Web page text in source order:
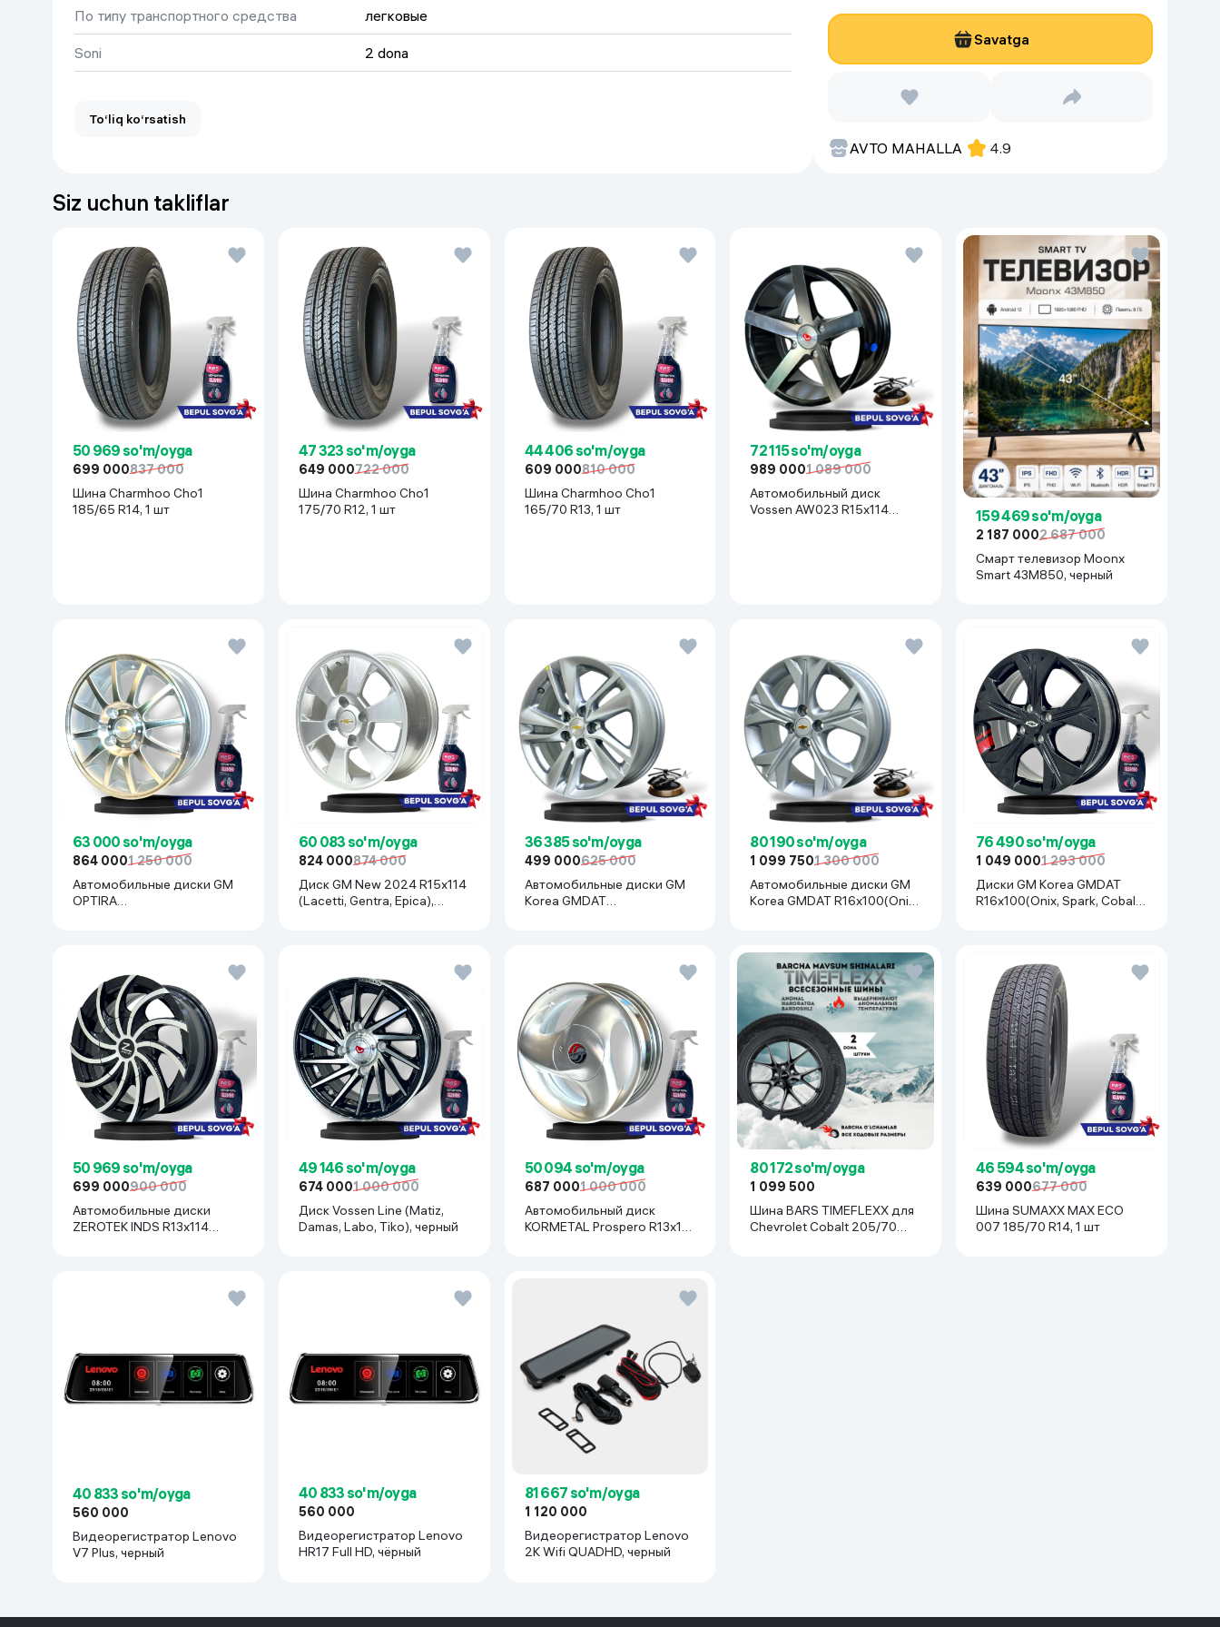
приемлемой ценой.
По типу транспортного средства легковые
Soni 2 dona
To‘liq ko‘rsatish
Savatga
AVTO MAHALLA 4.9
Siz uchun takliflar
50 969 so'm/oyga
699 000837 000
Шина Charmhoo Cho1
185/65 R14, 1 шт
47 323 so'm/oyga
649 000722 000
Шина Charmhoo Cho1
175/70 R12, 1 шт
44 406 so'm/oyga
609 000810 000
Шина Charmhoo Cho1
165/70 R13, 1 шт
72 115 so'm/oyga
989 0001 089 000
Автомобильный диск
Vossen AW023 R15x114
159 469 so'm/oyga
2 187 0002 687 000
Смарт телевизор Moonx
Smart 43M850, черный
63 000 so'm/oyga
864 0001 250 000
Автомобильные диски GM
OPTIRA
60 083 so'm/oyga
824 000874 000
Диск GM New 2024 R15x114
(Lacetti, Gentra, Epica),
36 385 so'm/oyga
499 000625 000
Автомобильные диски GM
Korea GMDAT
80 190 so'm/oyga
1 099 7501 300 000
Автомобильные диски GM
Korea GMDAT R16x100(Onix.
76 490 so'm/oyga
1 049 0001 293 000
Диски GM Korea GMDAT
R16x100(Onix, Spark, Cobalt,
50 969 so'm/oyga
699 000900 000
Автомобильные диски
ZEROTEK INDS R13x114
49 146 so'm/oyga
674 0001 000 000
Диск Vossen Line (Matiz,
Damas, Labo, Tiko), черный
50 094 so'm/oyga
687 0001 000 000
Автомобильный диск
KORMETAL Prospero R13x114
80 172 so'm/oyga
1 099 500
Шина BARS TIMEFLEXX для
Chevrolet Cobalt 205/70
46 594 so'm/oyga
639 000677 000
Шина SUMAXX MAX ECO
007 185/70 R14, 1 шт
40 833 so'm/oyga
560 000
Видеорегистратор Lenovo
V7 Plus, черный
40 833 so'm/oyga
560 000
Видеорегистратор Lenovo
HR17 Full HD, чёрный
81 667 so'm/oyga
1 120 000
Видеорегистратор Lenovo
2K Wifi QUADHD, черный